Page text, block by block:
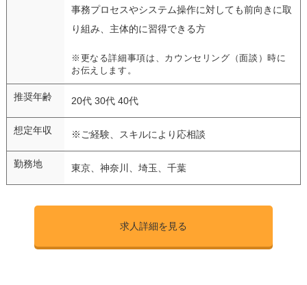
事務プロセスやシステム操作に対しても前向きに取
り組み、主体的に習得できる方
※更なる詳細事項は、カウンセリング（面談）時に
お伝えします。
推奨年齢 20代 30代 40代
想定年収 ※ご経験、スキルにより応相談
勤務地 東京、神奈川、埼玉、千葉
求人詳細を見る